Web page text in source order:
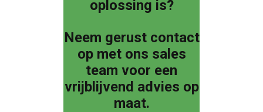
oplossing is?
Neem gerust contact
op met ons sales
team voor een
vrijblijvend advies op
maat.